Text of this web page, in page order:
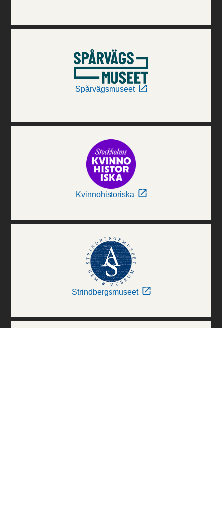
Spårvägsmuseet
Kvinnohistoriska
Strindbergsmuseet